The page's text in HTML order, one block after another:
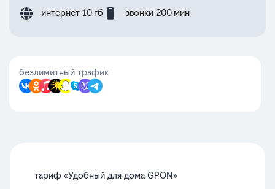
интернет 10 гб звонки 200 мин
безлимитный трафик
тариф «Удобный для дома GPON»